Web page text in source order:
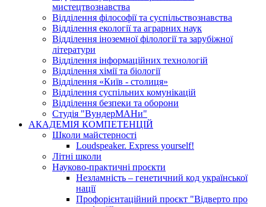
мистецтвознавства
Відділення філософії та суспільствознавства
Відділення екології та аграрних наук
Відділення іноземної філології та зарубіжної
літератури
Відділення інформаційних технологій
Відділення хімії та біології
Відділення «Київ - столиця»
Відділення суспільних комунікацій
Відділення безпеки та оборони
Студія "ВундерМАНи"
АКАДЕМІЯ КОМПЕТЕНЦІЙ
Школи майстерності
Loudspeaker. Express yourself!
Літні школи
Науково-практичні проєкти
Незламність – генетичний код української
нації
Профорієнтаційний проєкт "Відверто про